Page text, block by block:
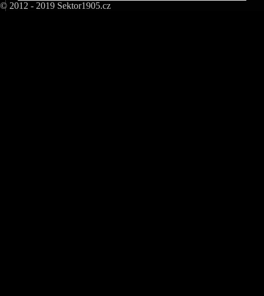
© 2012 - 2019 Sektor1905.cz